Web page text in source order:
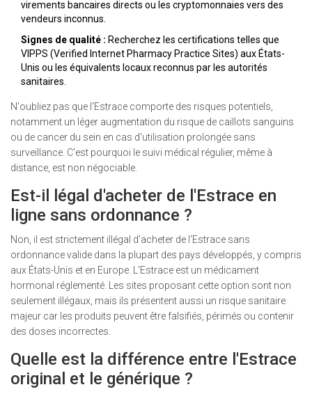
virements bancaires directs ou les cryptomonnaies vers des
vendeurs inconnus.
Signes de qualité : Recherchez les certifications telles que
VIPPS (Verified Internet Pharmacy Practice Sites) aux États-
Unis ou les équivalents locaux reconnus par les autorités
sanitaires.
N'oubliez pas que l'Estrace comporte des risques potentiels,
notamment un léger augmentation du risque de caillots sanguins
ou de cancer du sein en cas d'utilisation prolongée sans
surveillance. C'est pourquoi le suivi médical régulier, même à
distance, est non négociable.
Est-il légal d'acheter de l'Estrace en
ligne sans ordonnance ?
Non, il est strictement illégal d'acheter de l'Estrace sans
ordonnance valide dans la plupart des pays développés, y compris
aux États-Unis et en Europe. L'Estrace est un médicament
hormonal réglementé. Les sites proposant cette option sont non
seulement illégaux, mais ils présentent aussi un risque sanitaire
majeur car les produits peuvent être falsifiés, périmés ou contenir
des doses incorrectes.
Quelle est la différence entre l'Estrace
original et le générique ?